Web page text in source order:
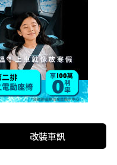
改裝車訊